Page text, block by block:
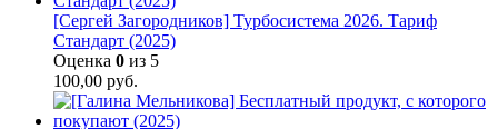
[Сергей Загородников] Турбосистема 2026. Тариф
Стандарт (2025)
Оценка 0 из 5
100,00 руб.